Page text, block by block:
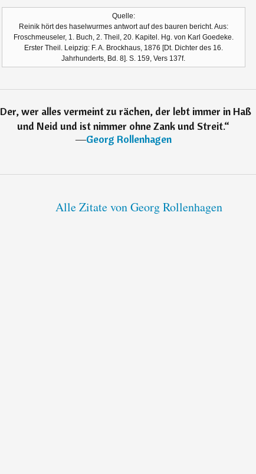
Quelle:
Reinik hört des haselwurmes antwort auf des bauren bericht. Aus:
Froschmeuseler, 1. Buch, 2. Theil, 20. Kapitel. Hg. von Karl Goedeke.
Erster Theil. Leipzig: F. A. Brockhaus, 1876 [Dt. Dichter des 16.
Jahrhunderts, Bd. 8]. S. 159, Vers 137f.
Der, wer alles vermeint zu rächen, der lebt immer in Haß
und Neid und ist nimmer ohne Zank und Streit.“
―Georg Rollenhagen
Alle Zitate von Georg Rollenhagen